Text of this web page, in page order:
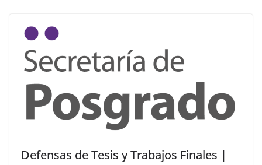
Defensas de Tesis y Trabajos Finales |